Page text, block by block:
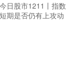
日股市1211丨指数
期是否仍有上攻动